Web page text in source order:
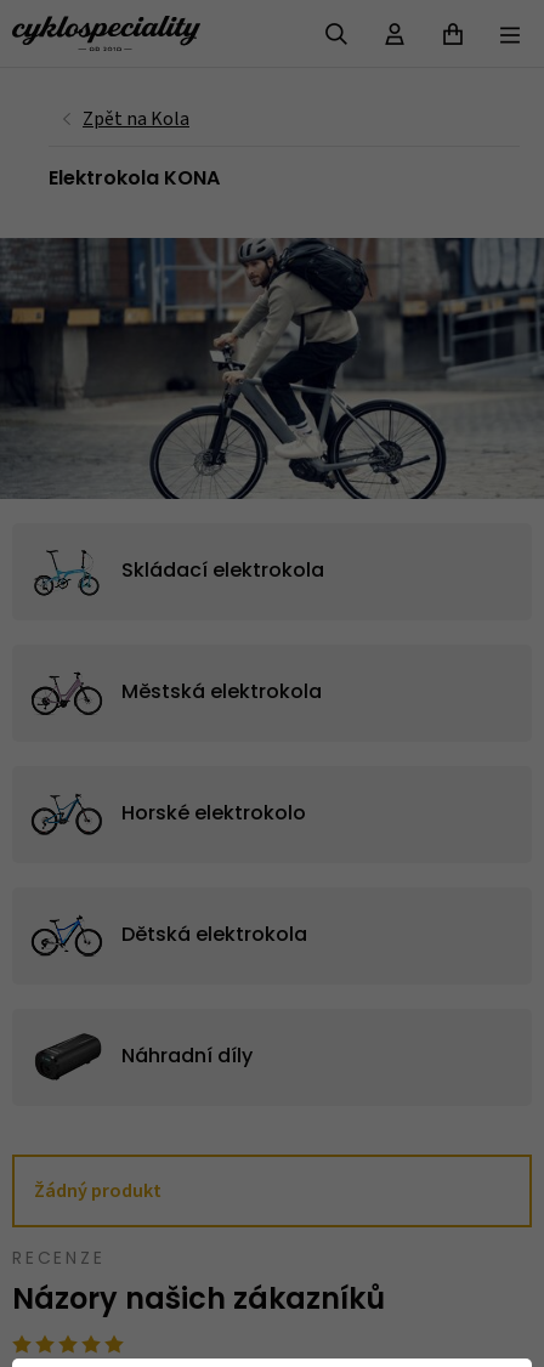
Elektrokola KONA
Skládací elektrokola
Městská elektrokola
Horské elektrokolo
Dětská elektrokola
Náhradní díly
Žádný produkt
RECENZE
Názory našich zákazníků